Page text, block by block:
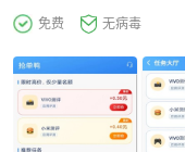
免费 无病毒